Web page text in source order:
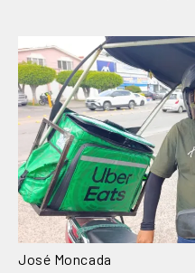
José Moncada